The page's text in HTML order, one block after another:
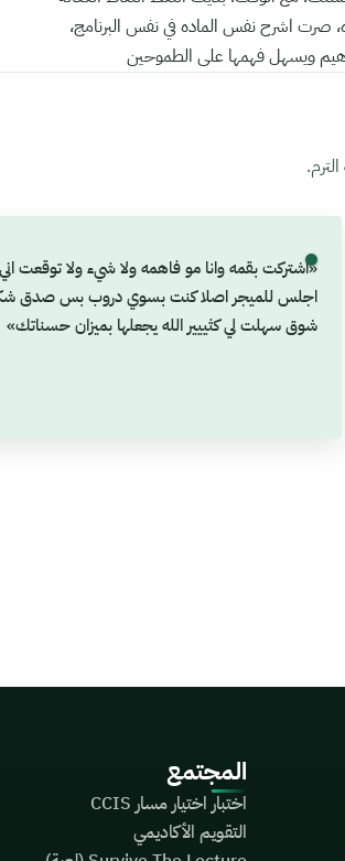
اشرح نفس الماده في نفس البرنامج،
ويسهل فهمها على الطموحين
«اشتركت بقمه وانا مو فاهمه ولا شيء ولا توقعت اني
اجلس للميجر اصلا كنت بسوي دروب بس صدق
شوق سهلت لي كثييير الله يجعلها بميزان حسناتك»
المجتمع
اختبار اختيار مسار CCIS
التقويم الأكاديمي